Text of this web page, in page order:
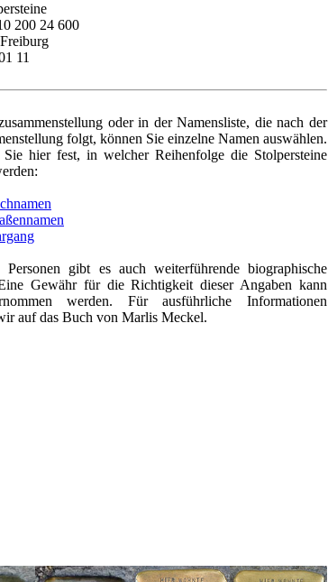
200 24 600
11
oder in der Namensliste, die nach der
folgt, können Sie einzelne Namen auswählen.
hier fest, in welcher Reihenfolge die Stolpersteine
gibt es auch weiterführende biographische
Gewähr für die Richtigkeit dieser Angaben kann
werden. Für ausführliche Informationen
auf das Buch von Marlis Meckel.